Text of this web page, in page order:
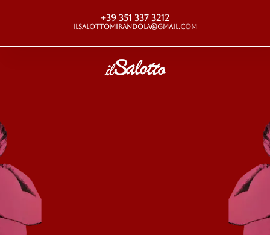
+39 351 337 3212
ilsalottomirandola@gmail.com